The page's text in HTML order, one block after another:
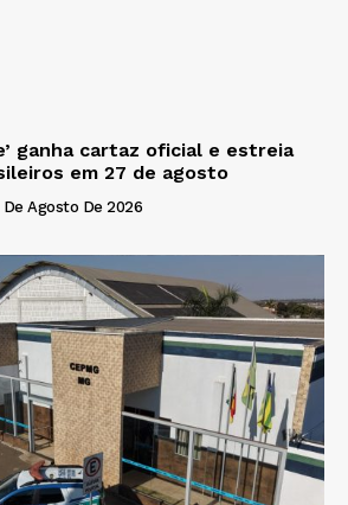
ganha cartaz oficial e estreia
em 27 de agosto
De Agosto De 2026